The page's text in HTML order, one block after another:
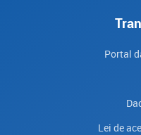
Portal
Lei de